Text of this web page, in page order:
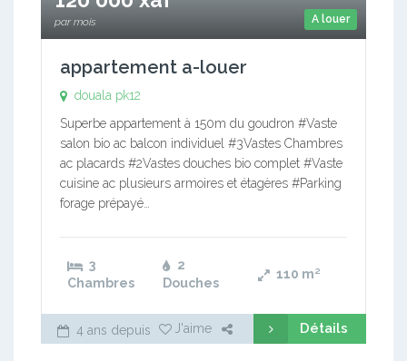
A louer
par mois
appartement a-louer
douala pk12
Superbe appartement à 150m du goudron #Vaste
salon bio ac balcon individuel #3Vastes Chambres
ac placards #2Vastes douches bio complet #Vaste
cuisine ac plusieurs armoires et étagères #Parking
forage prépayé…
3
Chambres
2
Douches
110 m²
4 ans depuis J'aime Détails